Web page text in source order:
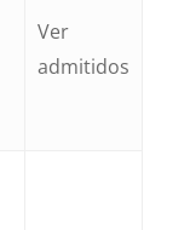
Ver
admitidos